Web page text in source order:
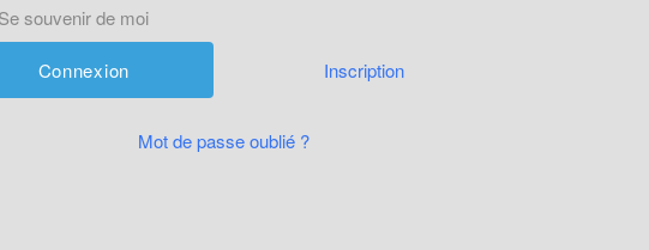
Se souvenir de moi
Inscription
Mot de passe oublié ?